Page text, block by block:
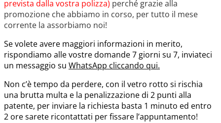
prevista dalla vostra polizza) perché grazie alla
promozione che abbiamo in corso, per tutto il mese
corrente la assorbiamo noi!
Se volete avere maggiori informazioni in merito,
rispondiamo alle vostre domande 7 giorni su 7, inviateci
un messaggio su WhatsApp cliccando qui.
Non c’è tempo da perdere, con il vetro rotto si rischia
una brutta multa e la penalizzazione di 2 punti alla
patente, per inviare la richiesta basta 1 minuto ed entro
2 ore sarete ricontattati per fissare l’appuntamento!